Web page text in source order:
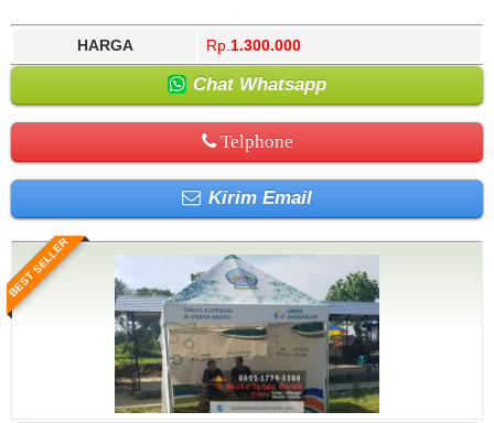
HARGA Rp. 1.300.000
Chat Whatsapp
Telphone
Kirim Email
BEST SELLER